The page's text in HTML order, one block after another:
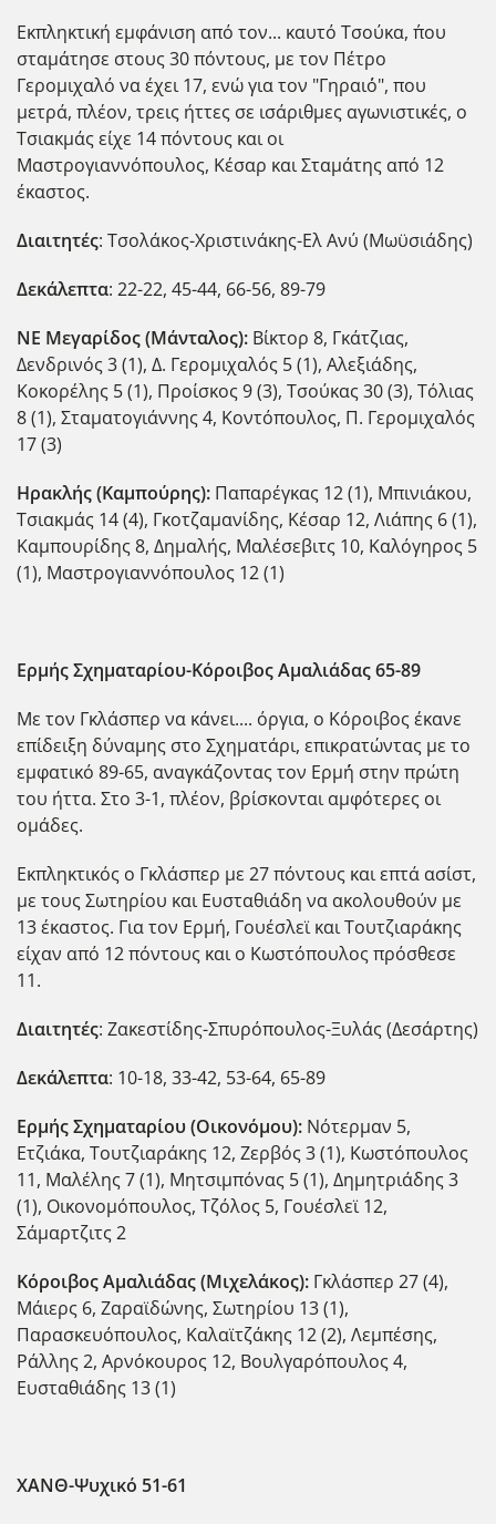
Εκπληκτική εμφάνιση από τον... καυτό Τσούκα, ΄που
σταμάτησε στους 30 πόντους, με τον Πέτρο
Γερομιχαλό να έχει 17, ενώ για τον "Γηραι΄ό", που
μετρά, πλέον, τρεις ήττες σε ισάριθμες αγωνιστικές, ο
Τσιακμάς είχε 14 πόντους και οι
Μαστρογιαννόπουλος, Κέσαρ και Σταμάτης από 12
έκαστος.
Διαιτητές: Τσολάκος-Χριστινάκης-Ελ Ανύ (Μωϋσιάδης)
Δεκάλεπτα: 22-22, 45-44, 66-56, 89-79
ΝΕ Μεγαρίδος (Μάνταλος): Βίκτορ 8, Γκάτζιας,
Δενδρινός 3 (1), Δ. Γερομιχαλός 5 (1), Αλεξιάδης,
Κοκορέλης 5 (1), Προίσκος 9 (3), Τσούκας 30 (3), Τόλιας
8 (1), Σταματογιάννης 4, Κοντόπουλος, Π. Γερομιχαλός
17 (3)
Ηρακλής (Καμπούρης): Παπαρέγκας 12 (1), Μπινιάκου,
Τσιακμάς 14 (4), Γκοτζαμανίδης, Κέσαρ 12, Λιάπης 6 (1),
Καμπουρίδης 8, Δημαλής, Μαλέσεβιτς 10, Καλόγηρος 5
(1), Μαστρογιαννόπουλος 12 (1)
Ερμής Σχηματαρίου-Κόροιβος Αμαλιάδας65-89
Με τον Γκλάσπερ να κάνει.... όργια, ο Κόροιβος έκανε
επίδειξη δύναμης στο Σχηματάρι, επικρατώντας με το
εμφατικό 89-65, αναγκάζοντας τον Ερμ΄ή στην πρώτη
του ήττα. Στο 3-1, πλέον, βρίσκονται αμφότερες οι
ομάδες.
Εκπληκτικός ο Γκλάσπερ με 27 πόντους και επτά ασίστ,
με τους Σωτηρίου και Ευσταθιάδη να ακολουθούν με
13 έκαστος. Για τον Ερμή, Γουέσλεϊ και Τουτζιαράκης
είχαν από 12 πόντους και ο Κωστόπουλος πρόσθεσε
11.
Διαιτητές: Ζακεστίδης-Σπυρόπουλος-Ξυλάς (Δεσάρτης)
Δεκάλεπτα: 10-18, 33-42, 53-64, 65-89
Ερμής Σχηματαρίου (Οικονόμου): Νότερμαν 5,
Ετζιάκα, Τουτζιαράκης 12, Ζερβός 3 (1), Κωστόπουλος
11, Μαλέλης 7 (1), Μητσιμπόνας 5 (1), Δημητριάδης 3
(1), Οικονομόπουλος, Τζόλος 5, Γουέσλεϊ 12,
Σάμαρτζιτς 2
Κόροιβος Αμαλιάδας (Μιχελάκος): Γκλάσπερ 27 (4),
Μάιερς 6, Ζαραϊδώνης, Σωτηρίου 13 (1),
Παρασκευόπουλος, Καλαϊτζάκης 12 (2), Λεμπέσης,
Ράλλης 2, Αρνόκουρος 12, Βουλγαρόπουλος 4,
Ευσταθιάδης 13 (1)
ΧΑΝΘ-Ψυχικό 51-61